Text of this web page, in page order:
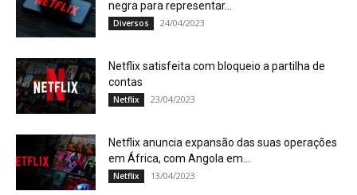
negra para representar...
Diversos 24/04/2023
Netflix satisfeita com bloqueio a partilha de
contas
Netflix 23/04/2023
Netflix anuncia expansão das suas operações
em África, com Angola em...
Netflix 13/04/2023